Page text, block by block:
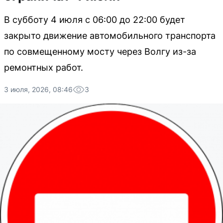
В субботу 4 июля с 06:00 до 22:00 будет
закрыто движение автомобильного транспорта
по совмещенному мосту через Волгу из-за
ремонтных работ.
3 июля, 2026, 08:46 3